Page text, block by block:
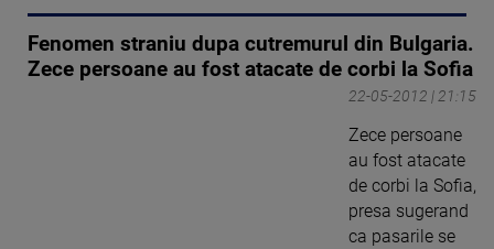
Fenomen straniu dupa cutremurul din Bulgaria.
Zece persoane au fost atacate de corbi la Sofia
22-05-2012 | 21:15
Zece persoane
au fost atacate
de corbi la Sofia,
presa sugerand
ca pasarile se